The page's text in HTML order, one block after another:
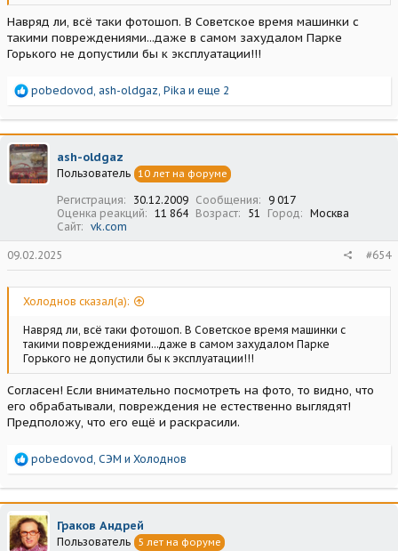
Навряд ли, всё таки фотошоп. В Советское время машинки с
такими повреждениями...даже в самом захудалом Парке
Горького не допустили бы к эксплуатации!!!
Р
а
к
ц
и
и
pobedovod, ash-oldgaz, Pika и еще 2
ash-oldgaz
Пользователь 10 лет на форуме
Регистрация 30.12.2009 Сообщения
9 017
Оценка реакций
11 864 Возраст 51 Город
Москва
Сайт
vk.com
09.02.2025 #654
Холоднов сказал(а):
Навряд ли, всё таки фотошоп. В Советское время машинки с
такими повреждениями...даже в самом захудалом Парке
Горького не допустили бы к эксплуатации!!!
Согласен! Если внимательно посмотреть на фото, то видно, что
его обрабатывали, повреждения не естественно выглядят!
Предположу, что его ещё и раскрасили.
Р
а
к
ц
и
и
pobedovod СЭМ и Холоднов
Граков Андрей
Пользователь 5 лет на форуме